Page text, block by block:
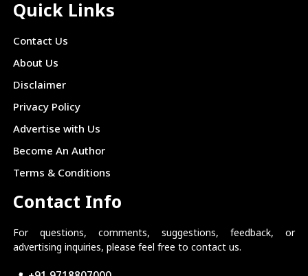
Quick Links
Contact Us
About Us
Disclaimer
Privacy Policy
Advertise with Us
Become An Author
Terms & Conditions
Contact Info
For questions, comments, suggestions, feedback, or
advertising inquiries, please feel free to contact us.